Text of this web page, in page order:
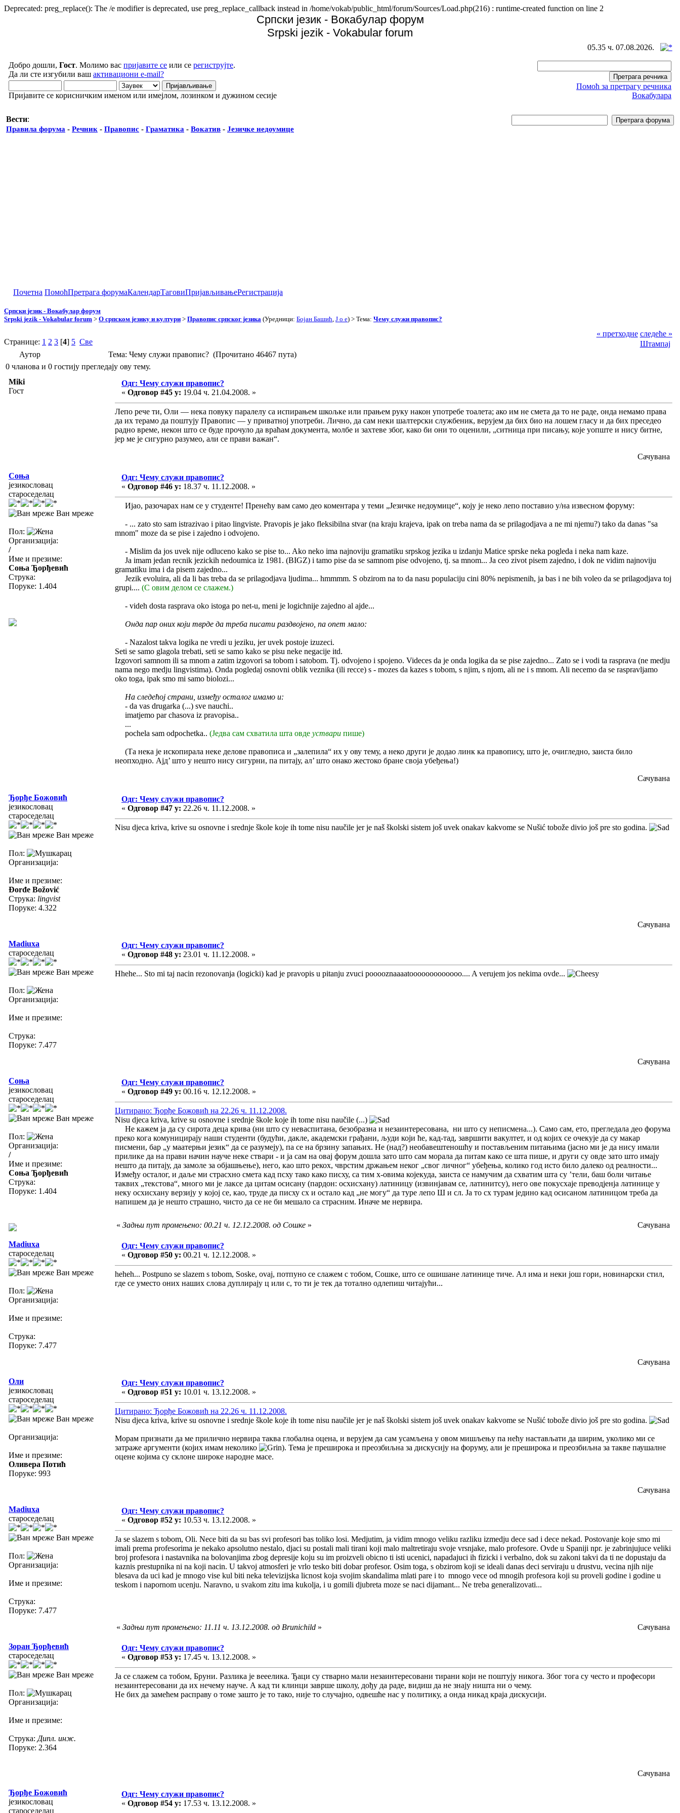
Deprecated: preg_replace(): The /e modifier is deprecated, use preg_replace_callback instead in /home/vokab/public_html/forum/Sources/Load.php(216) : runtime-created function on line 2
Српски језик - Вокабулар форум
Srpski jezik - Vokabular forum
05.35 ч. 07.08.2026.
Добро дошли, Гост. Молимо вас пријавите се или се региструјте.
Да ли сте изгубили ваш активациони e-mail?
Пријавите се корисничким именом или имејлом, лозинком и дужином сесије
Помоћ за претрагу речника
Вокабулара
Вести:
Правила форума - Речник - Правопис - Граматика - Вокатив - Језичке недоумице
Почетна ПомоћПретрага форумаКалендарТаговиПријављивањеРегистрација
Српски језик - Вокабулар форум
Srpski jezik - Vokabular forum > О српском језику и култури > Правопис српског језика (Уредници: Бојан Башић J o e) > Тема: Чему служи правопис?
Странице: 1 2 3 [4] 5 Све
« претходне следеће »
Штампај
Аутор
Тема: Чему служи правопис? (Прочитано 46467 пута)
0 чланова и 0 гостију прегледају ову тему.
Miki
Гост
Одг: Чему служи правопис?
« Одговор #45 у: 19.04 ч. 21.04.2008. »
Лепо рече ти, Оли — нека повуку паралелу са испирањем шкољке или прањем руку након употребе тоалета; ако им не смета да то не раде, онда немамо права
да их терамо да поштују Правопис — у приватној употреби. Лично, да сам неки шалтерски службеник, верујем да бих био на лошем гласу и да бих преседео
радно време, некон што се буде прочуло да враћам документа, молбе и захтеве због, како би они то оценили, „ситница при писању, које уопште и нису битне,
јер ме је сигурно разумео, али се прави важан“.
Сачувана
Соња
језикословац
староседелац
Ван мреже
Пол:
Организација:
/
Име и презиме:
Соња Ђорђевић
Струка:
Поруке: 1.404
Одг: Чему служи правопис?
« Одговор #46 у: 18.37 ч. 11.12.2008. »
Ијао, разочарах нам се у студенте! Пренећу вам само део коментара у теми „Језичке недоумице“, коју је неко лепо поставио у/на извесном форуму:
- ... zato sto sam istrazivao i pitao lingviste. Pravopis je jako fleksibilna stvar (na kraju krajeva, ipak on treba nama da se prilagodjava a ne mi njemu?) tako da danas "sa
mnom" moze da se pise i zajedno i odvojeno.
- Mislim da jos uvek nije odluceno kako se pise to... Ako neko ima najnoviju gramatiku srpskog jezika u izdanju Matice sprske neka pogleda i neka nam kaze.
Ja imam jedan recnik jezickih nedoumica iz 1981. (BIGZ) i tamo pise da se samnom pise odvojeno, tj. sa mnom... Ja ceo zivot pisem zajedno, i dok ne vidim najnoviju
gramatiku ima i da pisem zajedno...
Jezik evoluira, ali da li bas treba da se prilagodjava ljudima... hmmmm. S obzirom na to da nasu populaciju cini 80% nepismenih, ja bas i ne bih voleo da se prilagodjava toj
grupi.... (С овим делом се слажем.)
- videh dosta rasprava oko istoga po net-u, meni je logichnije zajedno al ajde...
Онда пар оних који тврде да треба писати раздвојено, па опет мало:
- Nazalost takva logika ne vredi u jeziku, jer uvek postoje izuzeci.
Seti se samo glagola trebati, seti se samo kako se pisu neke negacije itd.
Izgovori samnom ili sa mnom a zatim izgovori sa tobom i satobom. Tj. odvojeno i spojeno. Videces da je onda logika da se pise zajedno... Zato se i vodi ta rasprava (ne medju
nama nego medju lingvistima). Onda pogledaj osnovni oblik veznika (ili recce) s - mozes da kazes s tobom, s njim, s njom, ali ne i s mnom. Ali necemo da se raspravljamo
oko toga, ipak smo mi samo biolozi...
На следећој страни, између осталог имамо и:
- da vas drugarka (...) sve nauchi..
imatjemo par chasova iz pravopisa..
...
pochela sam odpochetka.. (Једва сам схватила шта овде уствари пише)
(Та нека је ископирала неке делове правописа и „залепила“ их у ову тему, а неко други је додао линк ка правопису, што је, очигледно, заиста било
неопходно. Ајд’ што у нешто нису сигурни, па питају, ал’ што онако жестоко бране своја убеђења!)
Сачувана
Ђорђе Божовић
језикословац
староседелац
Ван мреже
Пол:
Организација:
Име и презиме:
Đorđe Božović
Струка: lingvist
Поруке: 4.322
Одг: Чему служи правопис?
« Одговор #47 у: 22.26 ч. 11.12.2008. »
Nisu djeca kriva, krive su osnovne i srednje škole koje ih tome nisu naučile jer je naš školski sistem još uvek onakav kakvome se Nušić tobože divio još pre sto godina.
Сачувана
Madiuxa
староседелац
Ван мреже
Пол:
Организација:
Име и презиме:
Струка:
Поруке: 7.477
Одг: Чему служи правопис?
« Одговор #48 у: 23.01 ч. 11.12.2008. »
Hhehe... Sto mi taj nacin rezonovanja (logicki) kad je pravopis u pitanju zvuci pooooznaaaatooooooooooooo.... A verujem jos nekima ovde...
Сачувана
Соња
језикословац
староседелац
Ван мреже
Пол:
Организација:
/
Име и презиме:
Соња Ђорђевић
Струка:
Поруке: 1.404
Одг: Чему служи правопис?
« Одговор #49 у: 00.16 ч. 12.12.2008. »
Цитирано: Ђорђе Божовић на 22.26 ч. 11.12.2008.
Nisu djeca kriva, krive su osnovne i srednje škole koje ih tome nisu naučile (...)
Не кажем ја да су сирота деца крива (ни што су неваспитана, безобразна и незаинтересована, ни што су неписмена...). Само сам, ето, прегледала део форума
преко кога комуницирају наши студенти (будући, дакле, академски грађани, људи који ће, кад-тад, завршити вакултет, и од којих се очекује да су макар
писмени, бар „у маатерњи језик“ да се разумеју), па се на брзину запањих. Не (над?) необавештеношћу и постављеним питањима (јасно ми је да нису имали
прилике да на прави начин науче неке ствари - и ја сам на овај форум дошла зато што сам морала да питам како се шта пише, и други су овде зато што имају
нешто да питају, да замоле за објашњење), него, као што рекох, чврстим држањем неког „свог личног“ убеђења, колико год исто било далеко од реалности...
Између осталог, и даље ми страсхно смета кад псху тако како писху, са тим х-овима којекуда, заиста се намучим да схватим шта су ’тели, баш боли читање
таквих „текстова“, много ми је лаксе да цитам осисану (пардон: осхисхану) латиницу (извинјавам се, латинитсу), него ове покусхаје преводјенја латинице у
неку осхисхану верзију у којој се, као, труде да писху сх и остало кад „не могу“ да туре лепо Ш и сл. Ја то сх турам једино кад осисаном латиницом треба да
напишем да је нешто страшно, чисто да се не би мешало са страсним. Иначе ме нервира.
« Задњи пут промењено: 00.21 ч. 12.12.2008. од Сошке » Сачувана
Madiuxa
староседелац
Ван мреже
Пол:
Организација:
Име и презиме:
Струка:
Поруке: 7.477
Одг: Чему служи правопис?
« Одговор #50 у: 00.21 ч. 12.12.2008. »
heheh... Postpuno se slazem s tobom, Soske, ovaj, потпуно се слажем с тобом, Сошке, што се ошишане латинице тиче. Ал има и неки још гори, новинарски стил,
где се уместо оних наших слова дуплирају ц или с, то ти је тек да тотално одлепиш читајући...
Сачувана
Оли
језикословац
староседелац
Ван мреже
Организација:
Име и презиме:
Оливера Потић
Поруке: 993
Одг: Чему служи правопис?
« Одговор #51 у: 10.01 ч. 13.12.2008. »
Цитирано: Ђорђе Божовић на 22.26 ч. 11.12.2008.
Nisu djeca kriva, krive su osnovne i srednje škole koje ih tome nisu naučile jer je naš školski sistem još uvek onakav kakvome se Nušić tobože divio još pre sto godina.
Морам признати да ме прилично нервира таква глобална оцена, и верујем да сам усамљена у овом мишљењу па нећу настављати да ширим, уколико ми се
затраже аргументи (којих имам неколико
). Тема је преширока и преозбиљна за дискусију на форуму, али је преширока и преозбиљна за такве паушалне
оцене којима су склоне широке народне масе.
Сачувана
Madiuxa
староседелац
Ван мреже
Пол:
Организација:
Име и презиме:
Струка:
Поруке: 7.477
Одг: Чему служи правопис?
« Одговор #52 у: 10.53 ч. 13.12.2008. »
Ja se slazem s tobom, Oli. Nece biti da su bas svi profesori bas toliko losi. Medjutim, ja vidim mnogo veliku razliku izmedju dece sad i dece nekad. Postovanje koje smo mi
imali prema profesorima je nekako apsolutno nestalo, djaci su postali mali tirani koji malo maltretiraju svoje vrsnjake, malo profesore. Ovde u Spaniji npr. je zabrinjujuce veliki
broj profesora i nastavnika na bolovanjima zbog depresije koju su im proizveli obicno ti isti ucenici, napadajuci ih fizicki i verbalno, dok su zakoni takvi da ti ne dopustaju da
kaznis prestupnika ni na koji nacin. U takvoj atmosferi je vrlo tesko biti dobar profesor. Osim toga, s obzirom koji se ideali danas deci serviraju u drustvu, vecina njih nije
blesava da uci kad je mnogo vise kul biti neka televizijska licnost koja svojim skandalima mlati pare i to mnogo vece od mnogih profesora koji su proveli godine i godine u
teskom i napornom ucenju. Naravno, u svakom zitu ima kukolja, i u gomili djubreta moze se naci dijamant... Ne treba generalizovati...
« Задњи пут промењено: 11.11 ч. 13.12.2008. од Brunichild » Сачувана
Зоран Ђорђевић
староседелац
Ван мреже
Пол:
Организација:
Име и презиме:
Струка: Дипл. инж.
Поруке: 2.364
Одг: Чему служи правопис?
« Одговор #53 у: 17.45 ч. 13.12.2008. »
Ја се слажем са тобом, Бруни. Разлика је вееелика. Ђаци су стварно мали незаинтересовани тирани који не поштују никога. Због тога су често и професори
незаинтересовани да их нечему науче. А кад ти клинци заврше школу, дођу да раде, видиш да не знају ништа ни о чему.
Не бих да замећем расправу о томе зашто је то тако, није то случајно, одвешће нас у политику, а онда никад краја дискусији.
Сачувана
Ђорђе Божовић
језикословац
староседелац
Одг: Чему служи правопис?
« Одговор #54 у: 17.53 ч. 13.12.2008. »